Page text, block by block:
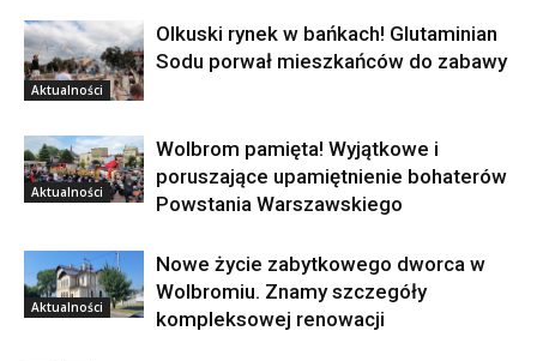
Aktualności
Olkuski rynek w bańkach! Glutaminian
Sodu porwał mieszkańców do zabawy
Aktualności
Wolbrom pamięta! Wyjątkowe i
poruszające upamiętnienie bohaterów
Powstania Warszawskiego
Aktualności
Nowe życie zabytkowego dworca w
Wolbromiu. Znamy szczegóły
kompleksowej renowacji